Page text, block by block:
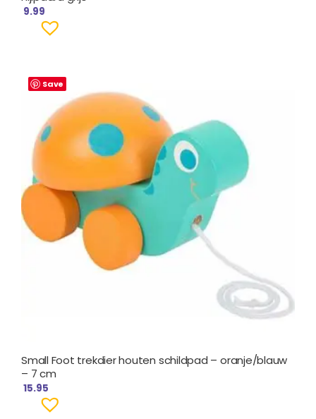
9.99
Save
Small Foot trekdier houten schildpad – oranje/blauw
– 7 cm
15.95